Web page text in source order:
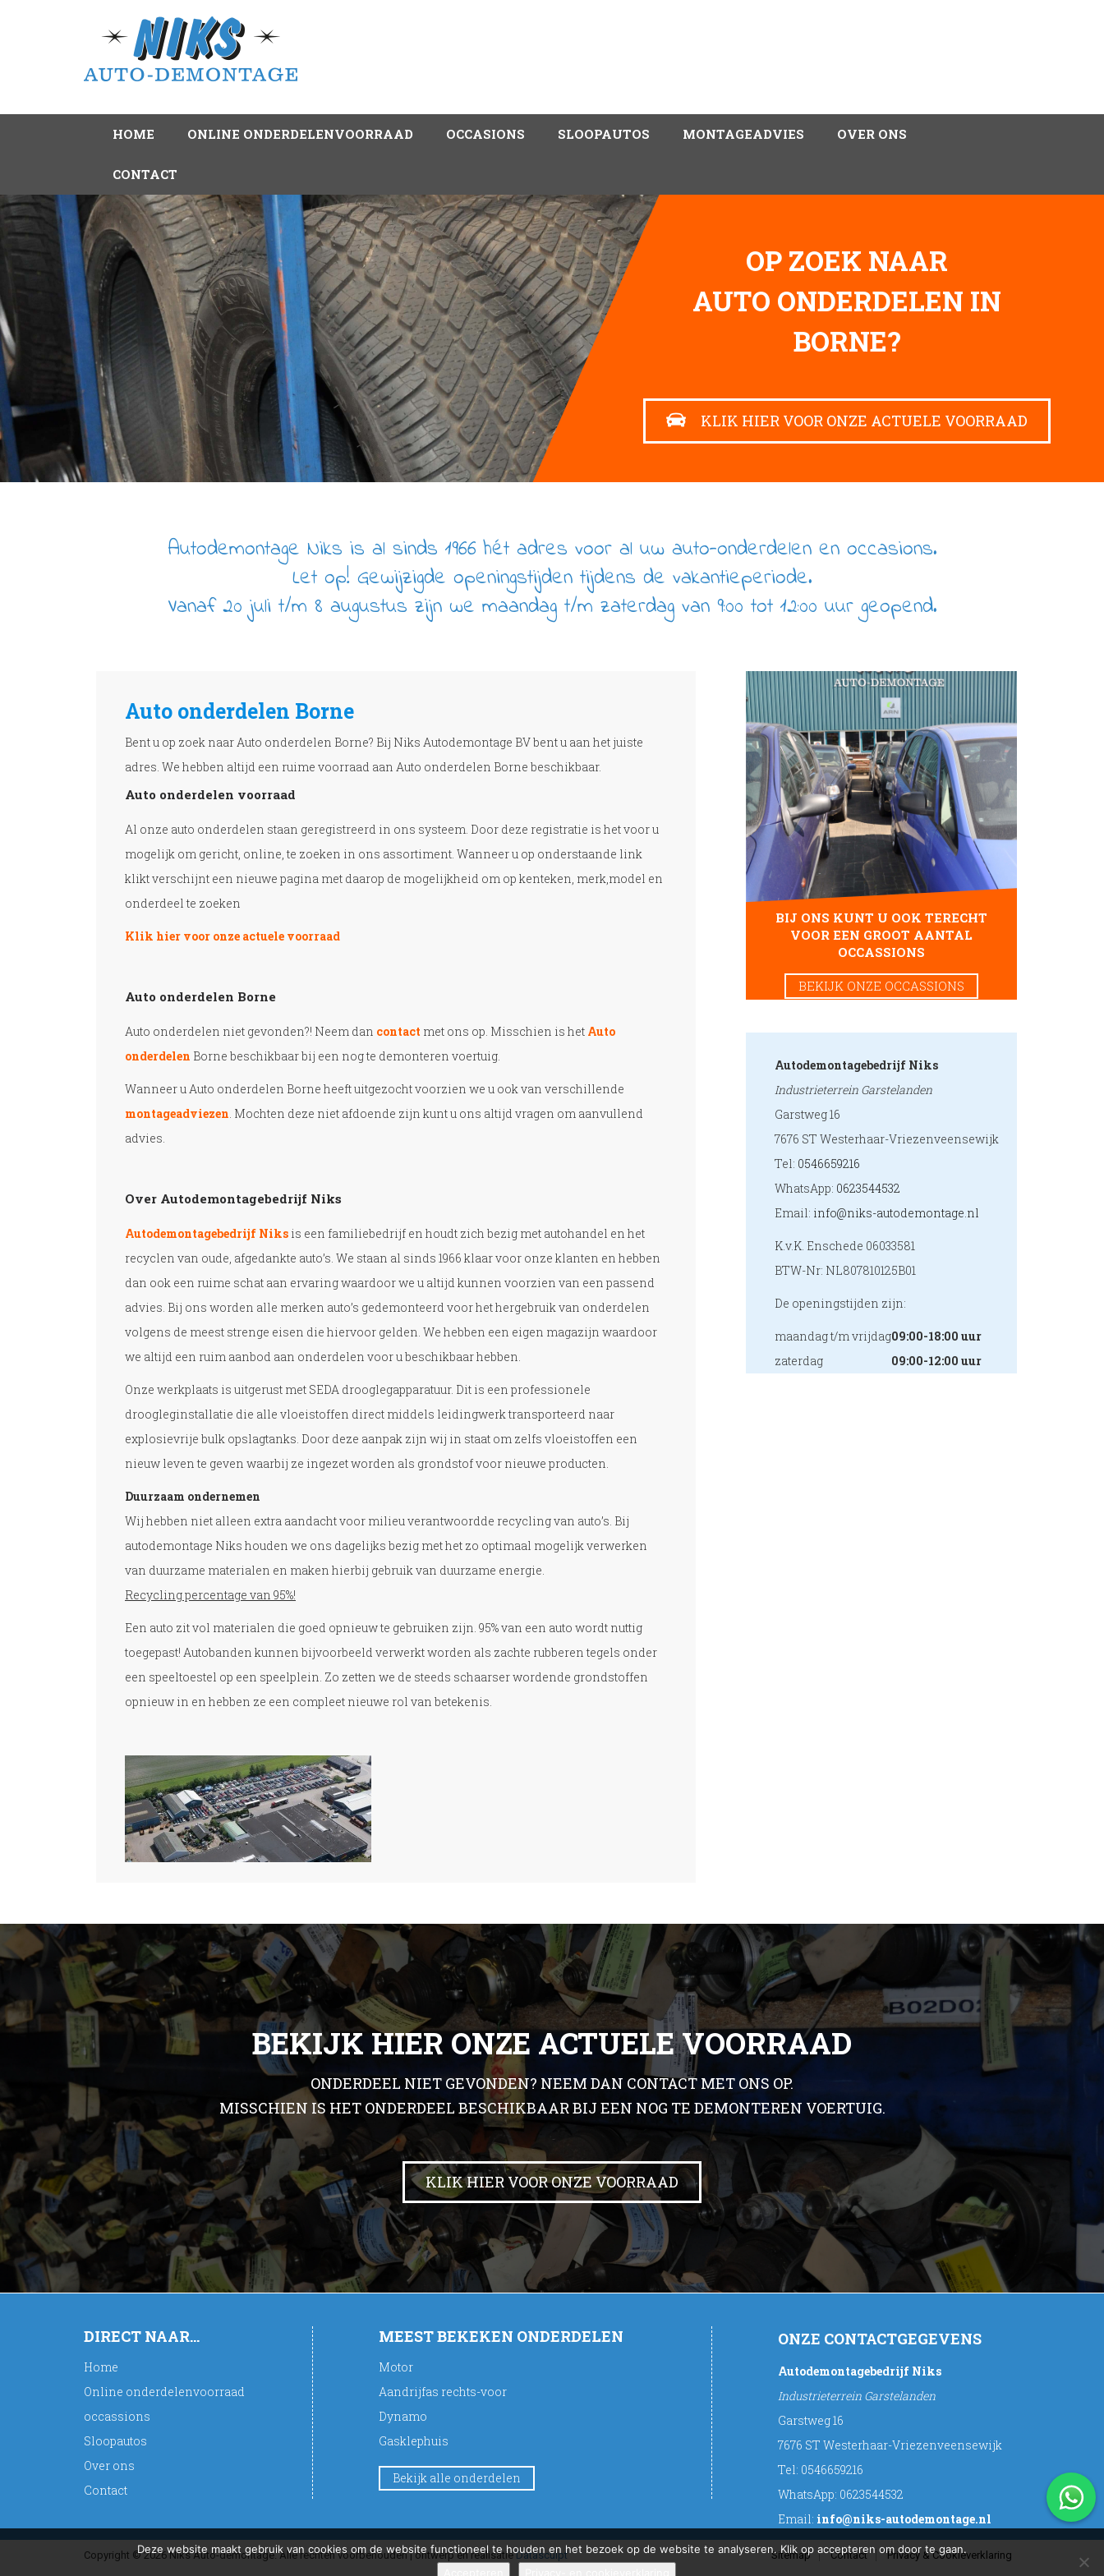
HOME ONLINE ONDERDELENVOORRAAD OCCASIONS SLOOPAUTOS MONTAGEADVIES OVER ONS
CONTACT
OP ZOEK NAAR
AUTO ONDERDELEN IN
BORNE?
KLIK HIER VOOR ONZE ACTUELE VOORRAAD
Autodemontage Niks is al sinds 1966 hét adres voor al uw auto-onderdelen en occasions.
Let op! Gewijzigde openingstijden tijdens de vakantieperiode.
Vanaf 20 juli t/m 8 augustus zijn we maandag t/m zaterdag van 9:00 tot 12:00 uur geopend.
Auto onderdelen Borne
Bent u op zoek naar Auto onderdelen Borne? Bij Niks Autodemontage BV bent u aan het juiste
adres. We hebben altijd een ruime voorraad aan Auto onderdelen Borne beschikbaar.
Auto onderdelen voorraad
Al onze auto onderdelen staan geregistreerd in ons systeem. Door deze registratie is het voor u
mogelijk om gericht, online, te zoeken in ons assortiment. Wanneer u op onderstaande link
klikt verschijnt een nieuwe pagina met daarop de mogelijkheid om op kenteken, merk,model en
onderdeel te zoeken
Klik hier voor onze actuele voorraad
Auto onderdelen Borne
Auto onderdelen niet gevonden?! Neem dan contact met ons op. Misschien is het Auto
onderdelen Borne beschikbaar bij een nog te demonteren voertuig.
Wanneer u Auto onderdelen Borne heeft uitgezocht voorzien we u ook van verschillende
montageadviezen. Mochten deze niet afdoende zijn kunt u ons altijd vragen om aanvullend
advies.
Over Autodemontagebedrijf Niks
Autodemontagebedrijf Niks is een familiebedrijf en houdt zich bezig met autohandel en het
recyclen van oude, afgedankte auto’s. We staan al sinds 1966 klaar voor onze klanten en hebben
dan ook een ruime schat aan ervaring waardoor we u altijd kunnen voorzien van een passend
advies. Bij ons worden alle merken auto’s gedemonteerd voor het hergebruik van onderdelen
volgens de meest strenge eisen die hiervoor gelden. We hebben een eigen magazijn waardoor
we altijd een ruim aanbod aan onderdelen voor u beschikbaar hebben.
Onze werkplaats is uitgerust met SEDA drooglegapparatuur. Dit is een professionele
droogleginstallatie die alle vloeistoffen direct middels leidingwerk transporteerd naar
explosievrije bulk opslagtanks. Door deze aanpak zijn wij in staat om zelfs vloeistoffen een
nieuw leven te geven waarbij ze ingezet worden als grondstof voor nieuwe producten.
Duurzaam ondernemen
Wij hebben niet alleen extra aandacht voor milieu verantwoordde recycling van auto’s. Bij
autodemontage Niks houden we ons dagelijks bezig met het zo optimaal mogelijk verwerken
van duurzame materialen en maken hierbij gebruik van duurzame energie.
Recycling percentage van 95%!
Een auto zit vol materialen die goed opnieuw te gebruiken zijn. 95% van een auto wordt nuttig
toegepast! Autobanden kunnen bijvoorbeeld verwerkt worden als zachte rubberen tegels onder
een speeltoestel op een speelplein. Zo zetten we de steeds schaarser wordende grondstoffen
opnieuw in en hebben ze een compleet nieuwe rol van betekenis.
BIJ ONS KUNT U OOK TERECHT
VOOR EEN GROOT AANTAL
OCCASSIONS
BEKIJK ONZE OCCASSIONS
Autodemontagebedrijf Niks
Industrieterrein Garstelanden
Garstweg 16
7676 ST Westerhaar-Vriezenveensewijk
Tel: 0546659216
WhatsApp: 0623544532
Email: info@niks-autodemontage.nl
K.v.K. Enschede 06033581
BTW-Nr: NL807810125B01
De openingstijden zijn:
maandag t/m vrijdag09:00-18:00 uur
zaterdag
09:00-12:00 uur
BEKIJK HIER ONZE ACTUELE VOORRAAD
ONDERDEEL NIET GEVONDEN? NEEM DAN CONTACT MET ONS OP.
MISSCHIEN IS HET ONDERDEEL BESCHIKBAAR BIJ EEN NOG TE DEMONTEREN VOERTUIG.
KLIK HIER VOOR ONZE VOORRAAD
DIRECT NAAR...
Home
Online onderdelenvoorraad
occassions
Sloopautos
Over ons
Contact
MEEST BEKEKEN ONDERDELEN
Motor
Aandrijfas rechts-voor
Dynamo
Gasklephuis
Bekijk alle onderdelen
ONZE CONTACTGEGEVENS
Autodemontagebedrijf Niks
Industrieterrein Garstelanden
Garstweg 16
7676 ST Westerhaar-Vriezenveensewijk
Tel: 0546659216
WhatsApp: 0623544532
Email: info@niks-autodemontage.nl
Copyright © 2026 Niks Auto-demontage. Alle rechten voorbehouden | ontwerp en realisatieDatasculpt Sitemap Contact Privacy & Cookieverklaring
Deze website maakt gebruik van cookies om de website functioneel te houden en het bezoek op de website te analyseren. Klik op accepteren om door te gaan.